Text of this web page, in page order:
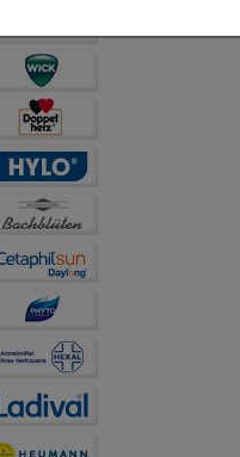
beispielsweise für die
Statistik & Tracking:
sammeln, mit deren Hilfe wir
auch die Werbung auf
teilweise an Dritte wie z.B.